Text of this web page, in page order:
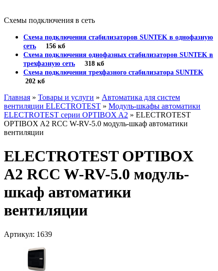
Схемы подключения в сеть
Схема подключения стабилизаторов SUNTEK в однофазную
сеть 156 кб
Схема подключения однофазных стабилизаторов SUNTEK в
трехфазную сеть 318 кб
Схема подключения трехфазного стабилизатора SUNTEK
202 кб
Главная » Товары и услуги » Автоматика для систем
вентиляции ELECTROTEST » Модуль-шкафы автоматики
ELECTROTEST серии OPTIBOX A2 » ELECTROTEST
OPTIBOX A2 RCC W-RV-5.0 модуль-шкаф автоматики
вентиляции
ELECTROTEST OPTIBOX
A2 RCC W-RV-5.0 модуль-
шкаф автоматики
вентиляции
Артикул: 1639